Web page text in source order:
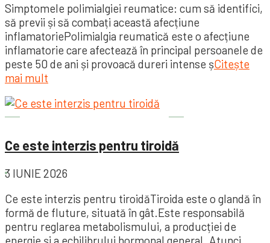
Simptomele polimialgiei reumatice: cum să identifici,
să previi și să combați această afecțiune
inflamatoriePolimialgia reumatică este o afecțiune
inflamatorie care afectează în principal persoanele de
peste 50 de ani și provoacă dureri intense șCitește
mai mult
Ce este interzis pentru tiroidă
3 IUNIE 2026
Ce este interzis pentru tiroidăTiroida este o glandă în
formă de fluture, situată în gât.Este responsabilă
pentru reglarea metabolismului, a producției de